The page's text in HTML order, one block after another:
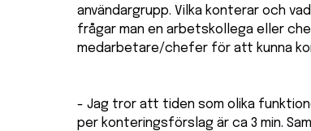
användargrupp. Vilka konterar och
frågar man en arbetskollega eller
medarbetare/chefer för att kunna
- Jag tror att tiden som olika
per konteringsförslag är ca 3 min.